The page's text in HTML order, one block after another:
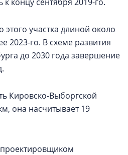
этого участка длиной около
2023-го. В схеме развития
до 2030 года завершение
Кировско-Выборгской
она насчитывает 19
проектировщиком